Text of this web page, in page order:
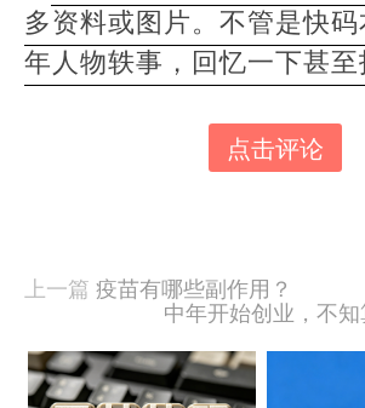
多资料或图片。不管是快
年人物轶事，回忆一下甚
本
于
2021-
07
发
点击评论
上一篇 疫苗有哪些副作用？
中年开始创业，不
相